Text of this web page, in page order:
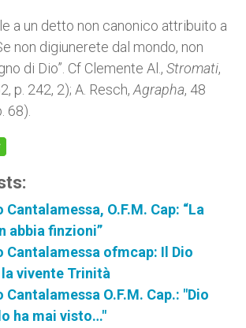
a un detto non canonico attribuito a
non digiunerete dal mondo, non
di Dio”. Cf Clemente Al., Stromati,
p. 242, 2); A. Resch, Agrapha, 48
68).
Cantalamessa, O.F.M. Cap: “La
abbia finzioni”
Cantalamessa ofmcap: Il Dio
vivente Trinità
Cantalamessa O.F.M. Cap.: "Dio
ha mai visto…"